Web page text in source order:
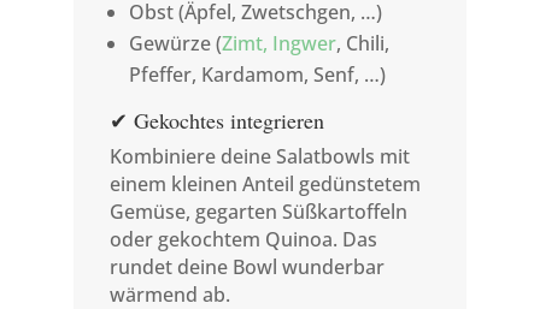
Obst (Äpfel, Zwetschgen, …)
Gewürze (Zimt, Ingwer, Chili,
Pfeffer, Kardamom, Senf, …)
✔ Gekochtes integrieren
Kombiniere deine Salatbowls mit
einem kleinen Anteil gedünstetem
Gemüse, gegarten Süßkartoffeln
oder gekochtem Quinoa. Das
rundet deine Bowl wunderbar
wärmend ab.